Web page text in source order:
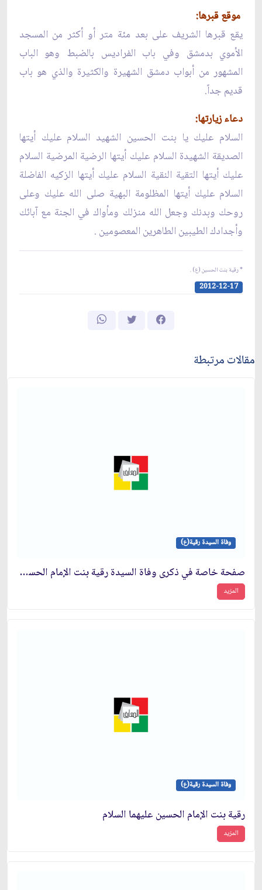
موقع قبرها:
يقع قبرها الشريف على بعد مئة متر أو أكثر من المسجد
الأموي بدمشق وفي باب الفراديس بالضبط وهو الباب
المشهور من أبواب دمشق الشهيرة والكثيرة والذي هو باب
قديم جداً.
دعاء زيارتها:
السلام عليك يا بنت الحسين الشهيد السلام عليك أيتها
الصديقة الشهيدة السلام عليك أيتها الرضية المرضية السلام
عليك أيتها التقية النقية السلام عليك أيتها الزكيه الفاضلة
السلام عليك أيتها المظلومة البهية صلى الله عليك وعلى
روحك وبدنك وجعل الله منزلك ومأواك في الجنة مع آبائك
وأجدادك الطيبين الطاهرين المعصومين .
* رقية بنت الحسين (ع) .
2012-12-17
مقالات مرتبطة
وفاة السيدة رقية(ع)
صفحة خاصة في ذكرى وفاة السيدة رقية بنت الإمام الحسين(ع)
المزيد
وفاة السيدة رقية(ع)
رقية بنت الإمام الحسين عليهما السلام
المزيد